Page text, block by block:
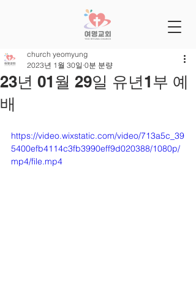
23년 01월 29일 유년1부 예
배
church yeomyung
2023년 1월 30일 0분 분량
https://video.wixstatic.com/video/713a5c_39
5400efb4114c3fb3990eff9d020388/1080p/
mp4/file.mp4